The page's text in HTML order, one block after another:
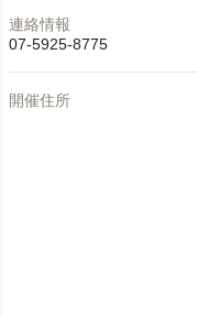
連絡情報
07-5925-8775
開催住所